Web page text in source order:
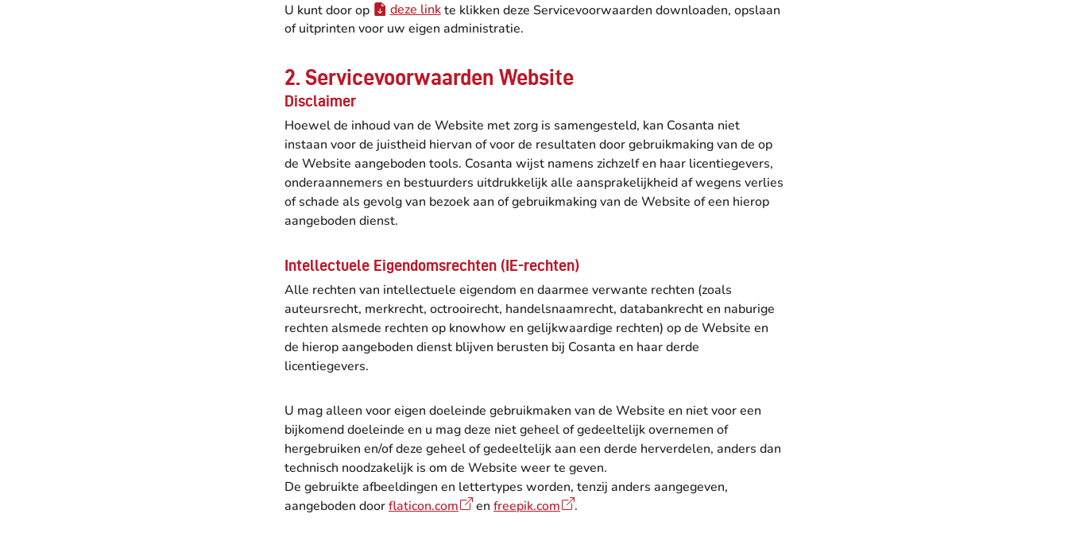
U kunt door op deze linkte klikken deze Servicevoorwaarden downloaden, opslaan
of uitprinten voor uw eigen administratie.
2. Servicevoorwaarden Website
Disclaimer
Hoewel de inhoud van de Website met zorg is samengesteld, kan Cosanta niet
instaan voor de juistheid hiervan of voor de resultaten door gebruikmaking van de op
de Website aangeboden tools. Cosanta wijst namens zichzelf en haar licentiegevers,
onderaannemers en bestuurders uitdrukkelijk alle aansprakelijkheid af wegens verlies
of schade als gevolg van bezoek aan of gebruikmaking van de Website of een hierop
aangeboden dienst.
Intellectuele Eigendomsrechten (IE-rechten)
Alle rechten van intellectuele eigendom en daarmee verwante rechten (zoals
auteursrecht, merkrecht, octrooirecht, handelsnaamrecht, databankrecht en naburige
rechten alsmede rechten op knowhow en gelijkwaardige rechten) op de Website en
de hierop aangeboden dienst blijven berusten bij Cosanta en haar derde
licentiegevers.
U mag alleen voor eigen doeleinde gebruikmaken van de Website en niet voor een
bijkomend doeleinde en u mag deze niet geheel of gedeeltelijk overnemen of
hergebruiken en/of deze geheel of gedeeltelijk aan een derde herverdelen, anders dan
technisch noodzakelijk is om de Website weer te geven.
De gebruikte afbeeldingen en lettertypes worden, tenzij anders aangegeven,
aangeboden doorflaticon.com en freepik.com .